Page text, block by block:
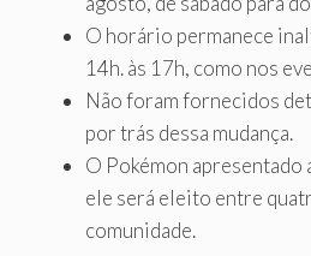
O horário permanece
14h. às 17h, como nos
Não foram fornecidos
por trás dessa mudança.
O Pokémon apresentado
ele será eleito entre
comunidade.